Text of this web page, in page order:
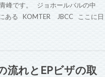
峰です。 ジョホールバルの中
ある KOMTER JBCC ここに日
流れとEPビザの取